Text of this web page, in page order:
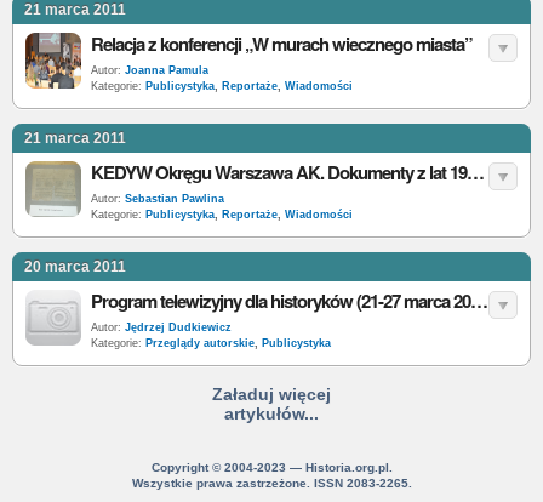
21 marca 2011
Relacja z konferencji „W murach wiecznego miasta”
Autor: Joanna Pamula
Kategorie: Publicystyka, Reportaże, Wiadomości
21 marca 2011
KEDYW Okręgu Warszawa AK. Dokumenty z lat 1943-1944 - relacja z wystawy
Autor: Sebastian Pawlina
Kategorie: Publicystyka, Reportaże, Wiadomości
20 marca 2011
Program telewizyjny dla historyków (21-27 marca 2011)
Autor: Jędrzej Dudkiewicz
Kategorie: Przeglądy autorskie, Publicystyka
Załaduj więcej
artykułów...
Copyright © 2004-2023 — Historia.org.pl.
Wszystkie prawa zastrzeżone. ISSN 2083-2265.